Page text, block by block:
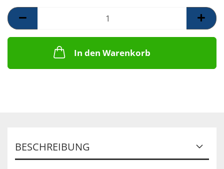
In den Warenkorb
BESCHREIBUNG